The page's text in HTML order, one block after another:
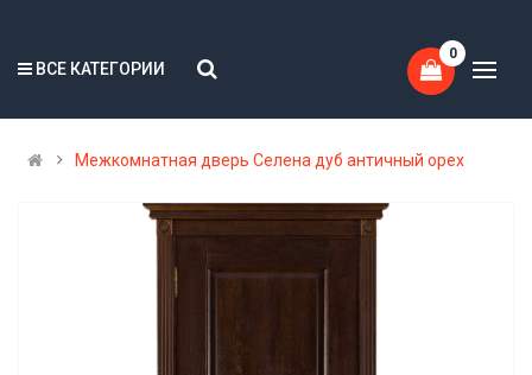
ВСЕ КАТЕГОРИИ
0
Межкомнатная дверь Селена дуб античный орех